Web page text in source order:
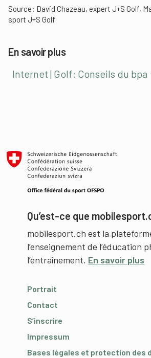
Source: David Chazeau, expert J+S Golf,
sport J+S Golf
En savoir plus
Internet | Golf: Conseils du bpa
Qu’est-ce que
mobilesport.ch est la
l’enseignement de l’éducation
l’entraînement. En savoir plus
Portrait
Contact
S’inscrire
Impressum
Bases légales et protection des